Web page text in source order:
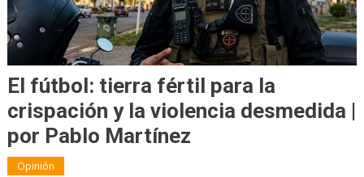
El fútbol: tierra fértil para la
crispación y la violencia desmedida |
por Pablo Martínez
Opinión